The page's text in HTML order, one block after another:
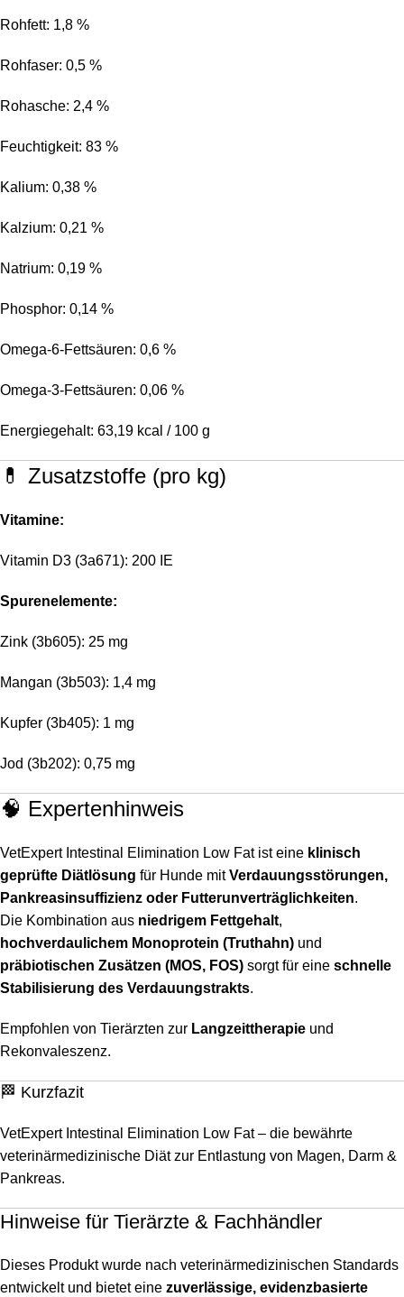
Rohfett: 1,8 %
Rohfaser: 0,5 %
Rohasche: 2,4 %
Feuchtigkeit: 83 %
Kalium: 0,38 %
Kalzium: 0,21 %
Natrium: 0,19 %
Phosphor: 0,14 %
Omega-6-Fettsäuren: 0,6 %
Omega-3-Fettsäuren: 0,06 %
Energiegehalt: 63,19 kcal / 100 g
💊 Zusatzstoffe (pro kg)
Vitamine:
Vitamin D3 (3a671): 200 IE
Spurenelemente:
Zink (3b605): 25 mg
Mangan (3b503): 1,4 mg
Kupfer (3b405): 1 mg
Jod (3b202): 0,75 mg
🧠 Expertenhinweis
VetExpert Intestinal Elimination Low Fat ist eine klinisch
geprüfte Diätlösung für Hunde mitVerdauungsstörungen,
Pankreasinsuffizienz oder Futterunverträglichkeiten.
Die Kombination aus niedrigem Fettgehalt,
hochverdaulichem Monoprotein (Truthahn) und
präbiotischen Zusätzen (MOS, FOS) sorgt für eine schnelle
Stabilisierung des Verdauungstrakts.
Empfohlen von Tierärzten zur Langzeittherapie und
Rekonvaleszenz.
🏁 Kurzfazit
VetExpert Intestinal Elimination Low Fat – die bewährte
veterinärmedizinische Diät zur Entlastung von Magen, Darm &
Pankreas.
Hinweise für Tierärzte & Fachhändler
Dieses Produkt wurde nach veterinärmedizinischen Standards
entwickelt und bietet eine zuverlässige, evidenzbasierte